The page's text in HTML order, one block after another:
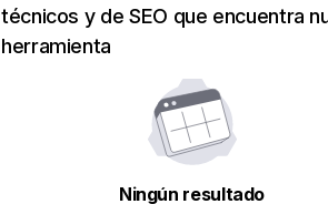
técnicos y de SEO que encuentra
herramienta
Ningún resultado